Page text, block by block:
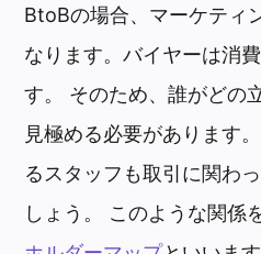
BtoBの場合、マーケティ
なります。バイヤーは消
す。 そのため、誰がどの
見極める必要があります
るスタッフも取引に関わ
しょう。 このような関係